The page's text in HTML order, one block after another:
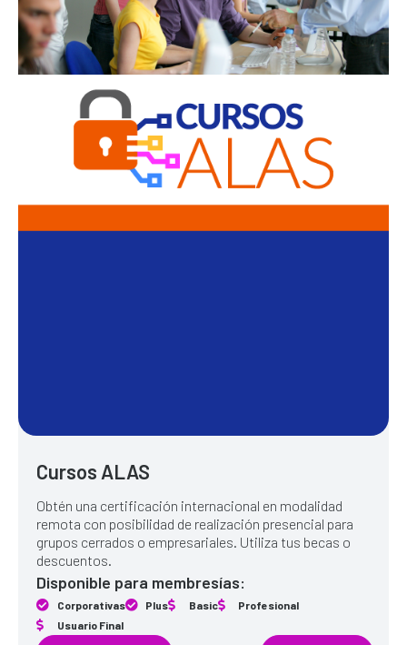
Cursos ALAS
Obtén una certificación internacional en modalidad
remota con posibilidad de realización presencial para
grupos cerrados o empresariales. Utiliza tus becas o
descuentos.
Disponible para membresías:
Corporativas Plus Basic
Profesional
Usuario Final